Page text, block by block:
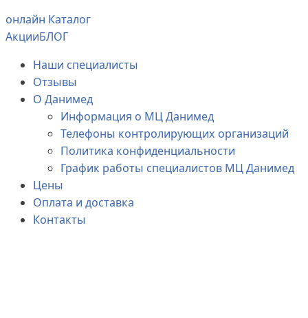
онлайн Каталог
АкцииБЛОГ
Наши специалисты
Отзывы
О Данимед
Информация о МЦ Данимед
Телефоны контролирующих организаций
Политика конфиденциальности
График работы специалистов МЦ Данимед
Цены
Оплата и доставка
Контакты